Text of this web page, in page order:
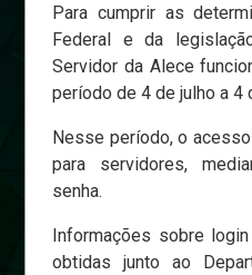
Senha
Esqueci
Para cumprir as
Federal e da
Servidor da Alece
período de 4 de julho a 4
Nesse período, o
para servidores,
senha.
Informações sobre
obtidas junto ao